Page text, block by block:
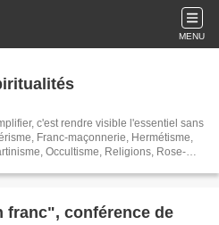
MENU
c'est rendre visible l'essentiel sans
Franc-maçonnerie, Hermétisme,
Occultisme, Religions, Rose-
franc", conférence de